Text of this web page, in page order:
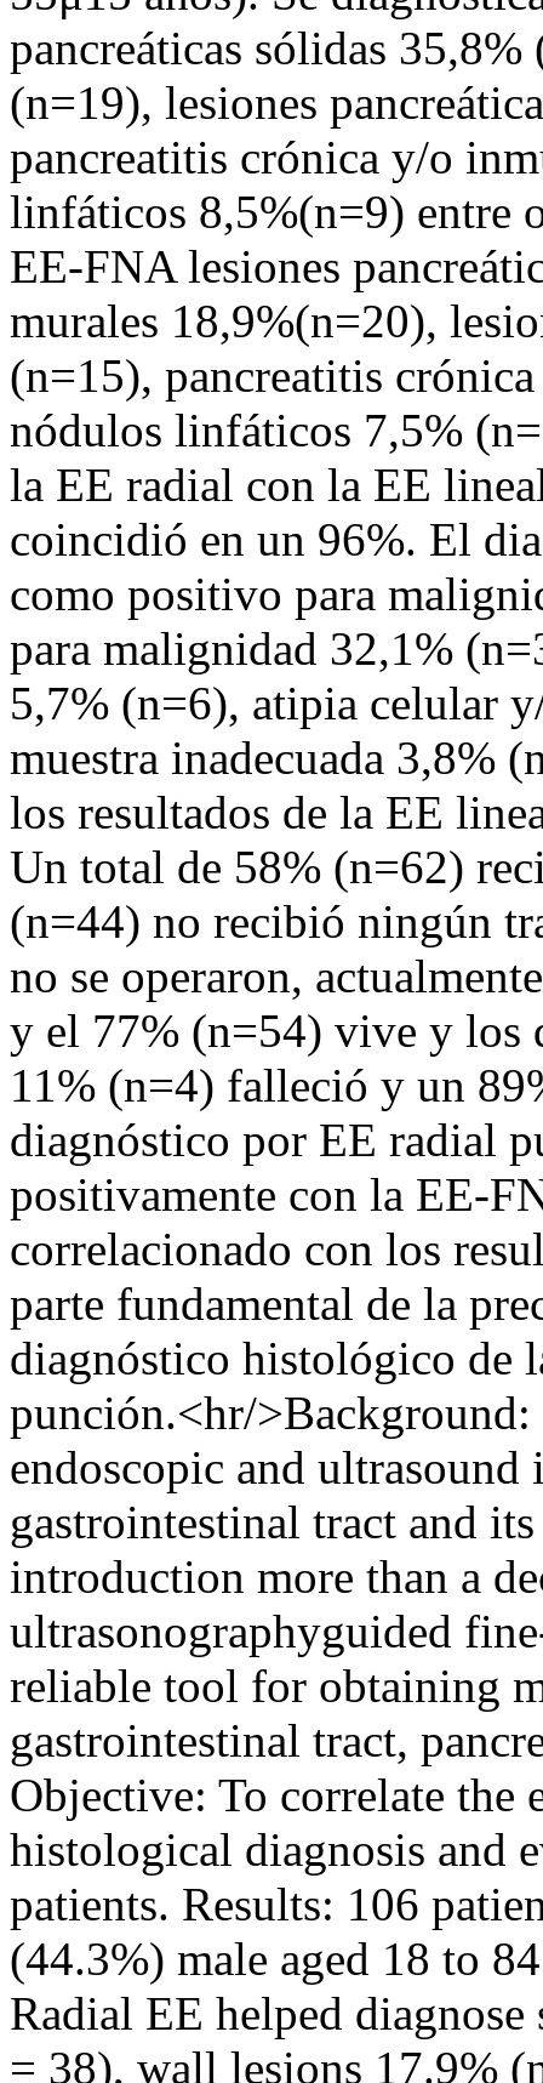
pancreáticas sólidas
(n=19), lesiones
pancreatitis crónica y/o
linfáticos 8,5%(n=9) entre
EE-FNA lesiones
murales 18,9%(n=20),
(n=15), pancreatitis
nódulos linfáticos 7,5%
la EE radial con la EE
coincidió en un 96%. El
como positivo para
para malignidad 32,1%
5,7% (n=6), atipia celular
muestra inadecuada 3,8%
los resultados de la EE
Un total de 58% (n=62)
(n=44) no recibió ningún
no se operaron,
y el 77% (n=54) vive y los
11% (n=4) falleció y un
diagnóstico por EE radial
positivamente con la EE-
correlacionado con los
parte fundamental de la
diagnóstico histológico de
punción.<hr/>Background:
endoscopic and
gastrointestinal tract and
introduction more than a
ultrasonographyguided
reliable tool for obtaining
gastrointestinal tract,
Objective: To correlate the
histological diagnosis and
patients. Results: 106
(44.3%) male aged 18 to
Radial EE helped
= 38), wall lesions 17.9%